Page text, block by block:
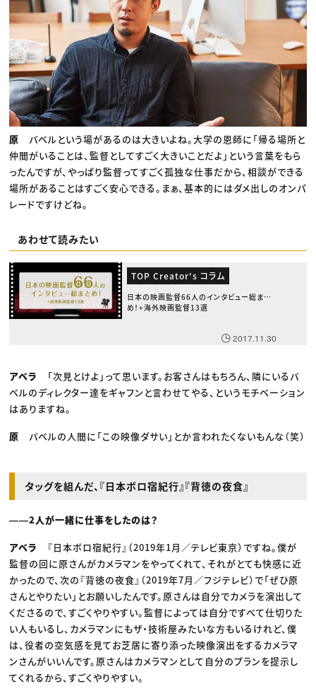
原 バベルという場があるのは大きいよね。大学の恩師に「帰る場所と
仲間がいることは、監督としてすごく大きいことだよ」という言葉をもら
ったんですが、やっぱり監督ってすごく孤独な仕事だから、相談ができる
場所があることはすごく安心できる。まぁ、基本的にはダメ出しのオンパ
レードですけどね。
あわせて読みたい
TOP Creator's コラム
日本の映画監督66人のインタビュー総まと
め！+海外映画監督13選
2017.11.30
アベラ
「次見とけよ」って思います。お客さんはもちろん、隣にいるバ
ベルのディレクター達をギャフンと言わせてやる、というモチベーション
はありますね。
原 バベルの人間に「この映像ダサい」とか言われたくないもんな（笑）
タッグを組んだ、『日本ボロ宿紀行』『背徳の夜食』
――2人が一緒に仕事をしたのは？
アベラ
『日本ボロ宿紀行』（2019年1月／テレビ東京）ですね。僕が
監督の回に原さんがカメラマンをやってくれて、それがとても快感に近
かったので、次の『背徳の夜食』（2019年7月／フジテレビ）で「ぜひ原
さんとやりたい」とお願いしたんです。原さんは自分でカメラを演出して
くださるので、すごくやりやすい。監督によっては自分ですべて仕切りた
い人もいるし、カメラマンにもザ・技術屋みたいな方もいるけれど、僕
は、役者の空気感を見てお芝居に寄り添った映像演出をするカメラマ
ンさんがいいんです。原さんはカメラマンとして自分のプランを提示し
てくれるから、すごくやりやすい。